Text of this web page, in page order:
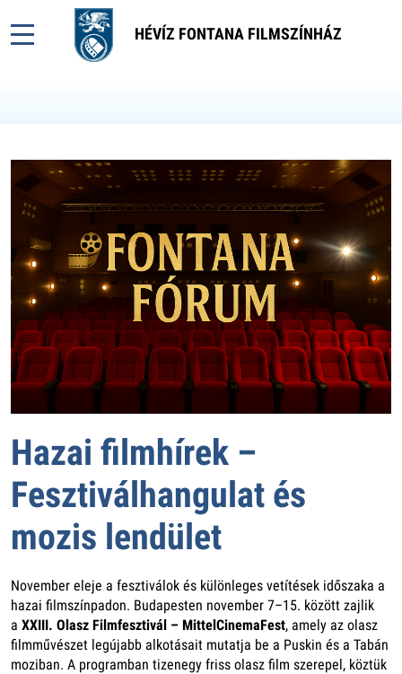
HÉVÍZ FONTANA FILMSZÍNHÁZ
Hazai filmhírek –
Fesztiválhangulat és
mozis lendület
November eleje a fesztiválok és különleges vetítések időszaka a
hazai filmszínpadon. Budapesten november 7–15. között zajlik
a XXIII. Olasz Filmfesztivál – MittelCinemaFest, amely az olasz
filmművészet legújabb alkotásait mutatja be a Puskin és a Tabán
moziban. A programban tizenegy friss olasz film szerepel, köztük